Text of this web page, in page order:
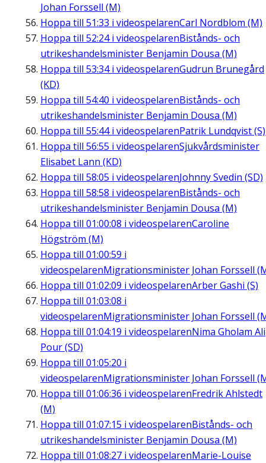
Johan Forssell (M)
Hoppa till 51:33 i videospelarenCarl Nordblom (M)
Hoppa till 52:24i videospelarenBistånds- och
utrikeshandelsminister Benjamin Dousa (M)
Hoppa till 53:34i videospelarenGudrun Brunegård
(KD)
Hoppa till 54:40 i videospelarenBistånds- och
utrikeshandelsminister Benjamin Dousa (M)
Hoppa till 55:44i videospelarenPatrik Lundqvist (S)
Hoppa till 56:55 i videospelarenSjukvårdsminister
Elisabet Lann (KD)
Hoppa till 58:05 i videospelarenJohnny Svedin (SD)
Hoppa till 58:58 i videospelarenBistånds- och
utrikeshandelsminister Benjamin Dousa (M)
Hoppa till 01:00:08 i videospelarenCaroline
Högström (M)
Hoppa till 01:00:59 i
videospelarenMigrationsminister Johan Forssell
Hoppa till 01:02:09 i videospelarenArber Gashi (S)
Hoppa till 01:03:08 i
videospelarenMigrationsminister Johan Forssell
Hoppa till 01:04:19 i videospelarenNima Gholam Ali
Pour (SD)
Hoppa till 01:05:20 i
videospelarenMigrationsminister Johan Forssell
Hoppa till 01:06:36 i videospelarenFredrik Ahlstedt
(M)
Hoppa till 01:07:15 i videospelarenBistånds- och
utrikeshandelsminister Benjamin Dousa (M)
Hoppa till 01:08:27 i videospelarenMarie-Louise